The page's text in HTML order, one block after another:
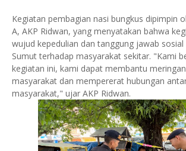
Kegiatan pembagian nasi bungkus dipimpin
A, AKP Ridwan, yang menyatakan bahwa
wujud kepedulian dan tanggung jawab
Sumut terhadap masyarakat sekitar. "Kami
kegiatan ini, kami dapat membantu
masyarakat dan mempererat hubungan
masyarakat," ujar AKP Ridwan.